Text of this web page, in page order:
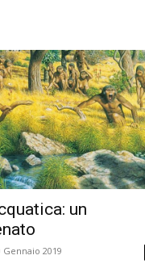
un
Gennaio 2019